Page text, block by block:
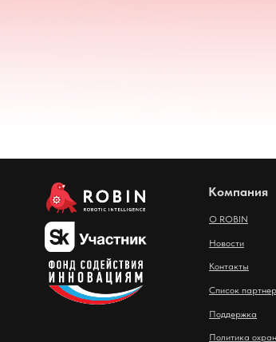
Компания
О ROBIN
Новости
Контакты
Список
Поддержка
Политика